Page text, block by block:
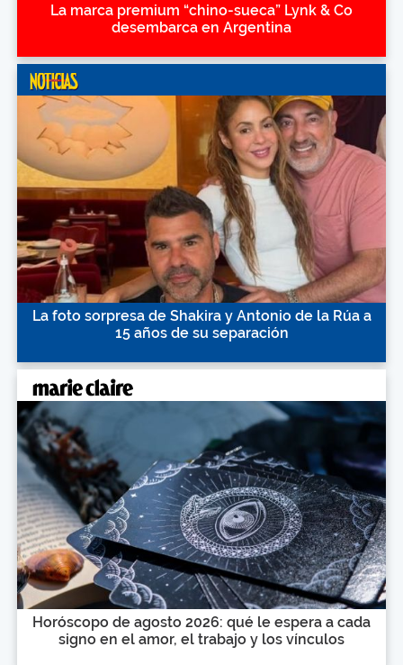
La marca premium “chino-sueca” Lynk & Co
desembarca en Argentina
La foto sorpresa de Shakira y Antonio de la Rúa a
15 años de su separación
Horóscopo de agosto 2026: qué le espera a cada
signo en el amor, el trabajo y los vínculos